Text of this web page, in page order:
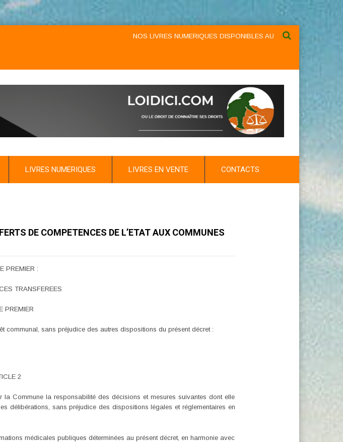
NOS LIVRES NUMERIQUES DISPONIBLES AU NIVEAU DU MENU ...NOS
LIVRES NUMERIQUES LIVRES EN VENTE CONTACTS
DE COMPETENCES DE L’ETAT AUX COMMUNES
PREMIER :
TRANSFEREES
PREMIER
communal, sans préjudice des autres dispositions du présent décret :
2
la Commune la responsabilité des décisions et mesures suivantes dont elle
délibérations, sans préjudice des dispositions légales et réglementaires en
médicales publiques déterminées au présent décret, en harmonie avec